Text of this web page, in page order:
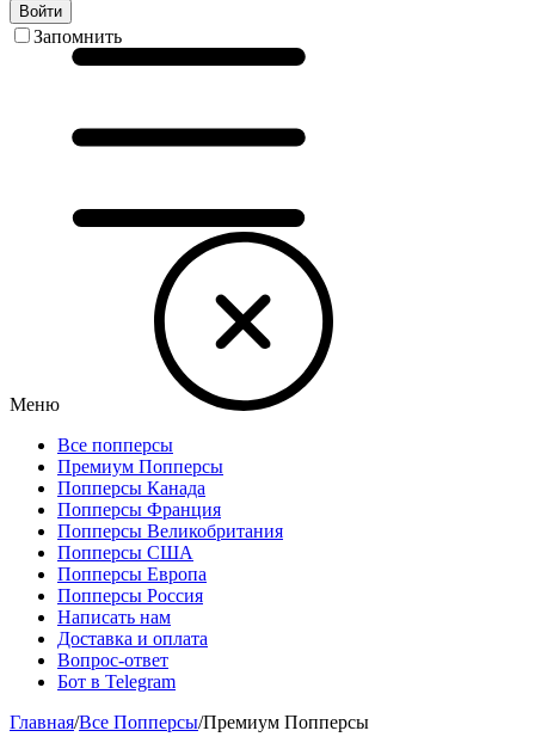
Войти
Запомнить
Меню
Все попперсы
Премиум Попперсы
Попперсы Канада
Попперсы Франция
Попперсы Великобритания
Попперсы США
Попперсы Европа
Попперсы Россия
Написать нам
Доставка и оплата
Вопрос-ответ
Бот в Telegram
Главная/Все Попперсы/Премиум Попперсы